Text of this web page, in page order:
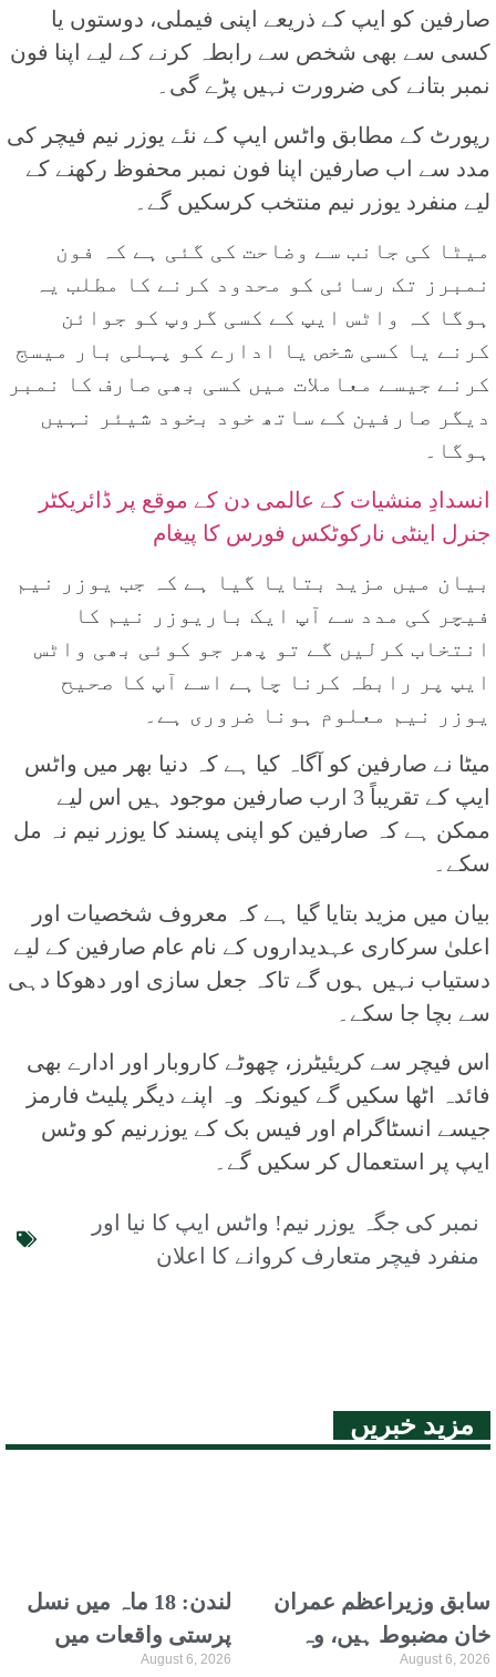
صارفین کو ایپ کے ذریعے اپنی فیملی، دوستوں یا
کسی سے بھی شخص سے رابطہ کرنے کے لیے اپنا فون
نمبر بتانے کی ضرورت نہیں پڑے گی۔
رپورٹ کے مطابق واٹس ایپ کے نئے یوزر نیم فیچر کی
مدد سے اب صارفین اپنا فون نمبر محفوظ رکھنے کے
لیے منفرد یوزر نیم منتخب کرسکیں گے۔
میٹا کی جانب سے وضاحت کی گئی ہے کہ فون
نمبرز تک رسائی کو محدود کرنے کا مطلب یہ
ہوگا کہ واٹس ایپ کے کسی گروپ کو جوائن
کرنے یا کسی شخص یا ادارے کو پہلی بار میسج
کرنے جیسے معاملات میں کسی بھی صارف کا نمبر
دیگر صارفین کے ساتھ خود بخود شیئر نہیں
ہوگا۔
انسدادِ منشیات کے عالمی دن کے موقع پر ڈائریکٹر
جنرل اینٹی نارکوٹکس فورس کا پیغام
بیان میں مزید بتایا گیا ہے کہ جب یوزر نیم
فیچر کی مدد سے آپ ایک باریوزر نیم کا
انتخاب کرلیں گے تو پھر جو کوئی بھی واٹس
ایپ پر رابطہ کرنا چاہے اسے آپ کا صحیح
یوزر نیم معلوم ہونا ضروری ہے۔
میٹا نے صارفین کو آگاہ کیا ہے کہ دنیا بھر میں واٹس
ایپ کے تقریباً 3 ارب صارفین موجود ہیں اس لیے
ممکن ہے کہ صارفین کو اپنی پسند کا یوزر نیم نہ مل
سکے۔
بیان میں مزید بتایا گیا ہے کہ معروف شخصیات اور
اعلیٰ سرکاری عہدیداروں کے نام عام صارفین کے لیے
دستیاب نہیں ہوں گے تاکہ جعل سازی اور دھوکا دہی
سے بچا جا سکے۔
اس فیچر سے کریئیٹرز، چھوٹے کاروبار اور ادارے بھی
فائدہ اٹھا سکیں گے کیونکہ وہ اپنے دیگر پلیٹ فارمز
جیسے انسٹاگرام اور فیس بک کے یوزرنیم کو وٹس
ایپ پر استعمال کر سکیں گے۔
نمبر کی جگہ یوزر نیم! واٹس ایپ کا نیا اور
منفرد فیچر متعارف کروانے کا اعلان
مزید خبریں
لندن: 18 ماہ میں نسل
پرستی واقعات میں
نمایاں اضافہ، نیشنل
August 6, 2026
سابق وزیراعظم عمران
خان مضبوط ہیں، وہ
ترجمہ و تفسیر قرآن
August 6, 2026